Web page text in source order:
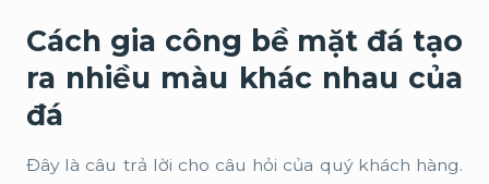
Cách gia công bề mặt đá tạo
ra nhiều màu khác nhau của
đá
Đây là câu trả lời cho câu hỏi của quý khách hàng.